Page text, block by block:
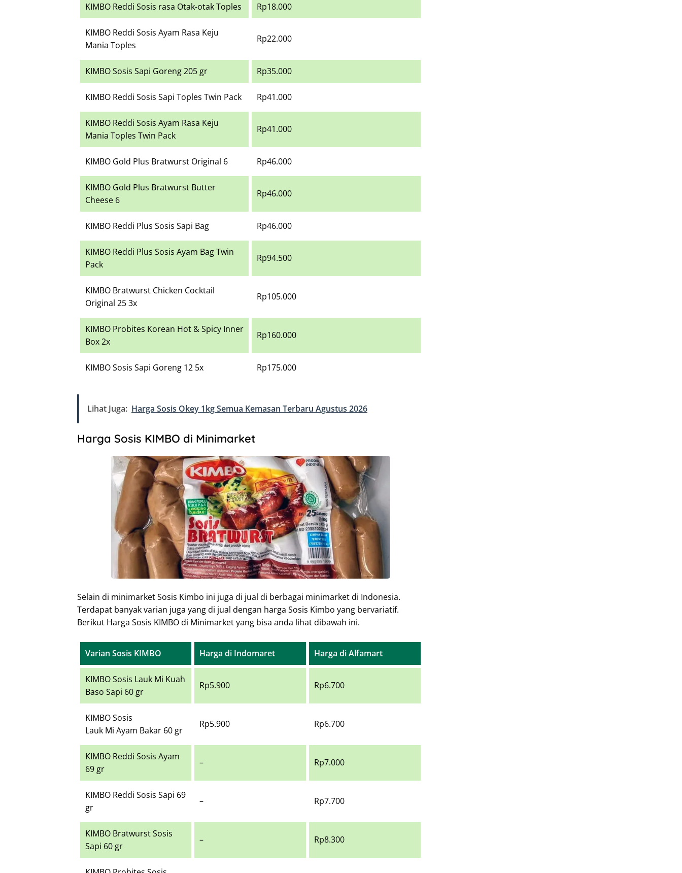
KIMBO Reddi Sosis rasa Otak-otak Toples Rp18.000
KIMBO Reddi Sosis Ayam Rasa Keju
Mania Toples
Rp22.000
KIMBO Sosis Sapi Goreng 205 gr Rp35.000
KIMBO Reddi Sosis Sapi Toples Twin Pack Rp41.000
KIMBO Reddi Sosis Ayam Rasa Keju
Mania Toples Twin Pack
Rp41.000
KIMBO Gold Plus Bratwurst Original 6 Rp46.000
KIMBO Gold Plus Bratwurst Butter
Cheese 6
Rp46.000
KIMBO Reddi Plus Sosis Sapi Bag Rp46.000
KIMBO Reddi Plus Sosis Ayam Bag Twin
Pack
Rp94.500
KIMBO Bratwurst Chicken Cocktail
Original 25 3x
Rp105.000
KIMBO Probites Korean Hot & Spicy Inner
Box 2x
Rp160.000
KIMBO Sosis Sapi Goreng 12 5x Rp175.000
Lihat Juga: Harga Sosis Okey 1kg Semua Kemasan Terbaru Agustus 2026
Harga Sosis KIMBO di Minimarket
Selain di minimarket Sosis Kimbo ini juga di jual di berbagai minimarket di Indonesia.
Terdapat banyak varian juga yang di jual dengan harga Sosis Kimbo yang bervariatif.
Berikut Harga Sosis KIMBO di Minimarket yang bisa anda lihat dibawah ini.
Varian Sosis KIMBO Harga di Indomaret Harga di Alfamart
KIMBO Sosis Lauk Mi Kuah
Baso Sapi 60 gr
Rp5.900 Rp6.700
KIMBO Sosis
Lauk Mi Ayam Bakar 60 gr
Rp5.900 Rp6.700
KIMBO Reddi Sosis Ayam
69 gr
– Rp7.000
KIMBO Reddi Sosis Sapi 69
gr
– Rp7.700
KIMBO Bratwurst Sosis
Sapi 60 gr
– Rp8.300